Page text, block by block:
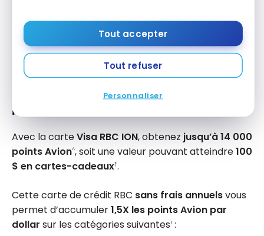
Tout accepter
Tout refuser
Personnaliser
Attestation d'assurance
Notre avis
Avec la carteVisa RBC ION, obtenez jusqu’à 14 000
points Avion^, soit une valeur pouvant atteindre100
$ en cartes-cadeaux†.
Cette carte de crédit RBC sans frais annuelsvous
permet d’accumuler1,5X les points Avion par
dollar sur les catégories suivantes1 :